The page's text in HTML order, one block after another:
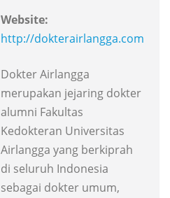
Website:
http://dokterairlangga.com
Dokter Airlangga
merupakan jejaring dokter
alumni Fakultas
Kedokteran Universitas
Airlangga yang berkiprah
di seluruh Indonesia
sebagai dokter umum,